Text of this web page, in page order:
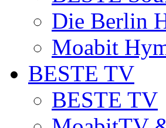
Die Berlin
Moabit
BESTE TV
BESTE TV